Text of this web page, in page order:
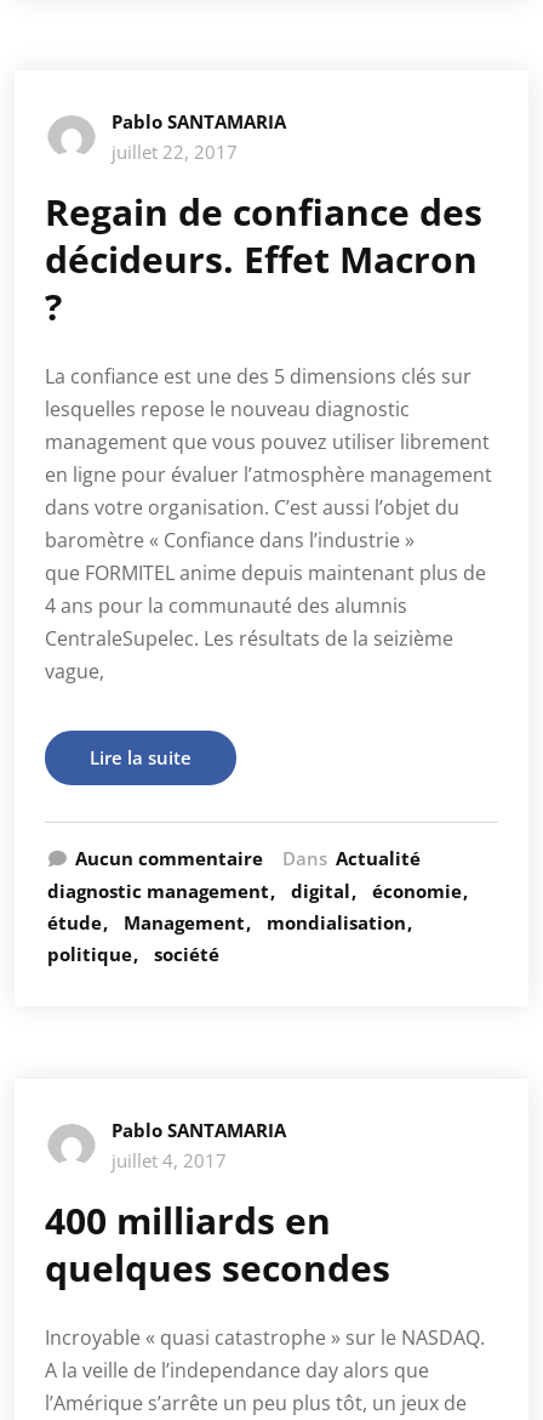
Pablo SANTAMARIA
juillet 22, 2017
Regain de confiance des
décideurs. Effet Macron
?
La confiance est une des 5 dimensions clés sur
lesquelles repose le nouveau diagnostic
management que vous pouvez utiliser librement
en ligne pour évaluer l’atmosphère management
dans votre organisation. C’est aussi l’objet du
baromètre « Confiance dans l’industrie »
que FORMITEL anime depuis maintenant plus de
4 ans pour la communauté des alumnis
CentraleSupelec. Les résultats de la seizième
vague,
Lire la suite
Aucun commentaire Dans Actualité
diagnostic management
digital
économie
étude
Management
mondialisation
politique
société
Pablo SANTAMARIA
juillet 4, 2017
400 milliards en
quelques secondes
Incroyable « quasi catastrophe » sur le NASDAQ.
A la veille de l’independance day alors que
l’Amérique s’arrête un peu plus tôt, un jeux de